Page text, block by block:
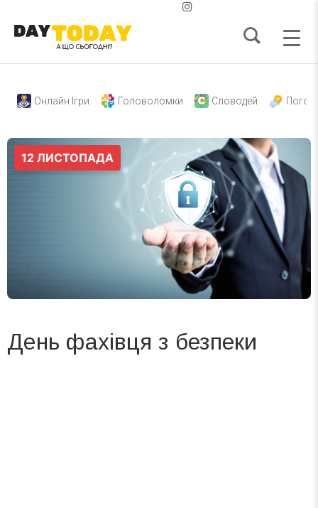
Онлайн Ігри Головоломки Словодей
День фахівця з безпеки